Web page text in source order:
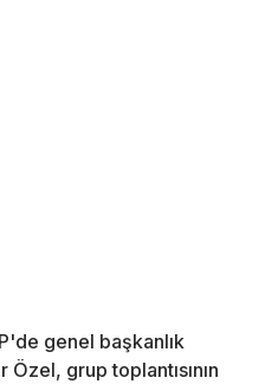
genel başkanlık
grup toplantısının